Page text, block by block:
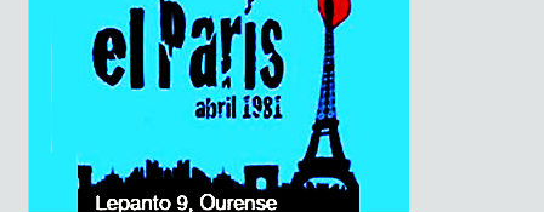
The Soundtrack Of Our Lives +
Spiders